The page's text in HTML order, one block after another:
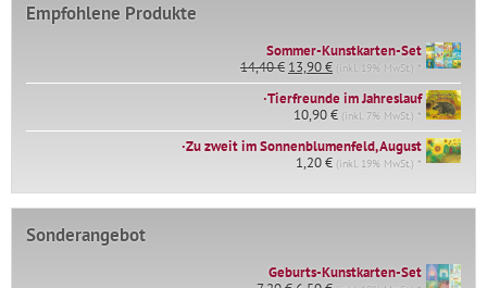
Empfohlene Produkte
Sommer-Kunstkarten-Set
14,40€ Ursprünglicher
Preis
war:
14,40 €
13,90€Aktueller
Preis
ist:
13,90 €.
(inkl. 19% MwSt.) *
∙Tierfreunde im Jahreslauf
10,90€ (inkl. 7% MwSt.) *
∙Zu zweit im Sonnenblumenfeld, August
1,20€ (inkl. 19% MwSt.) *
Sonderangebot
Geburts-Kunstkarten-Set